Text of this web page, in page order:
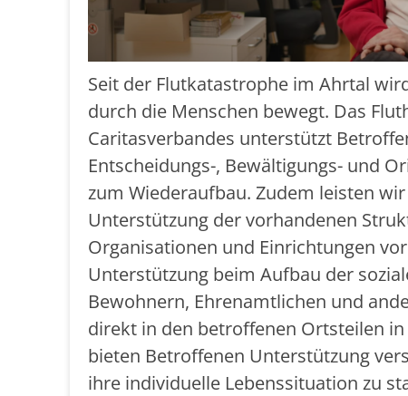
Seit der Flutkatastrophe im Ahrtal
durch die Menschen bewegt. Das
Caritasverbandes unterstützt
Entscheidungs-, Bewältigungs- und
zum Wiederaufbau. Zudem leisten
Unterstützung der vorhandenen
Organisationen und Einrichtungen
Unterstützung beim Aufbau der
Bewohnern, Ehrenamtlichen und
direkt in den betroffenen Ortsteilen
bieten Betroffenen Unterstützung
ihre individuelle Lebenssituation zu